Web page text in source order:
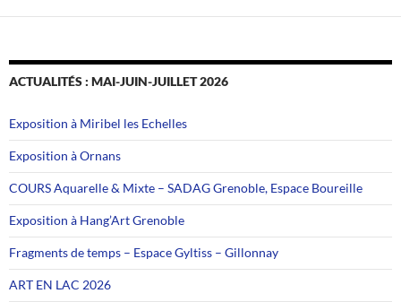
ACTUALITÉS : MAI-JUIN-JUILLET 2026
Exposition à Miribel les Echelles
Exposition à Ornans
COURS Aquarelle & Mixte – SADAG Grenoble, Espace Boureille
Exposition à Hang’Art Grenoble
Fragments de temps – Espace Gyltiss – Gillonnay
ART EN LAC 2026